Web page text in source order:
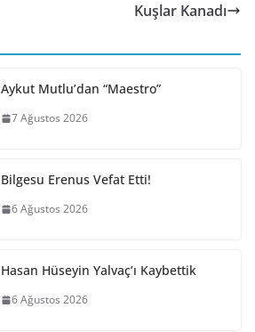
Kuşlar Kanadı
Aykut Mutlu’dan “Maestro”
7 Ağustos 2026
Bilgesu Erenus Vefat Etti!
6 Ağustos 2026
Hasan Hüseyin Yalvaç’ı Kaybettik
6 Ağustos 2026